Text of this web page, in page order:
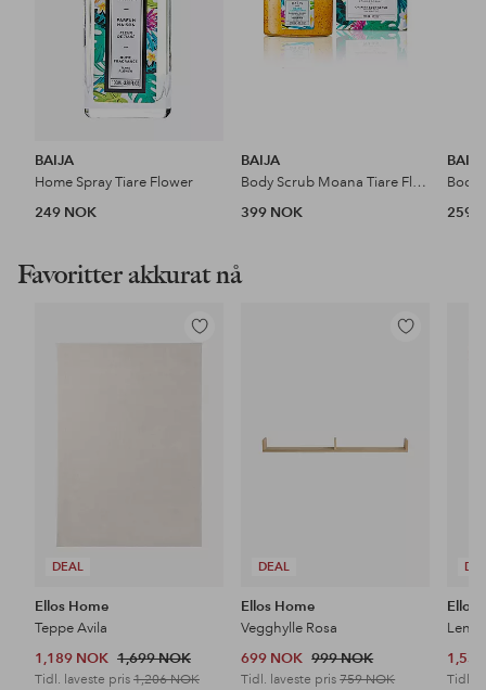
BAIJA
Home Spray Tiare Flower
249 NOK
BAIJA
Body Scrub Moana Tiare Flower 290 g
399 NOK
BAIJA
259
Favoritter akkurat nå
DEAL
Legg
Ellos Home
Teppe Avila
1,189 NOK 1,699 NOK
Tidl. laveste pris 1,206 NOK
DEAL
Legg
Ellos Home
Vegghylle Rosa
699 NOK 999 NOK
Tidl. laveste pris759 NOK
Ellos
Tidl.